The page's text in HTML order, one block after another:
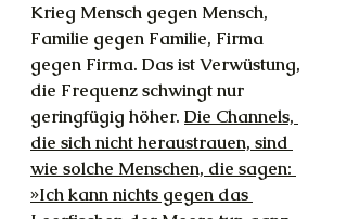
Krieg Mensch gegen Mensch,
Familie gegen Familie, Firma
gegen Firma. Das ist Verwüstung,
die Frequenz schwingt nur
geringfügig höher. Die Channels,
die sich nicht heraustrauen, sind
wie solche Menschen, die sagen:
»Ich kann nichts gegen das